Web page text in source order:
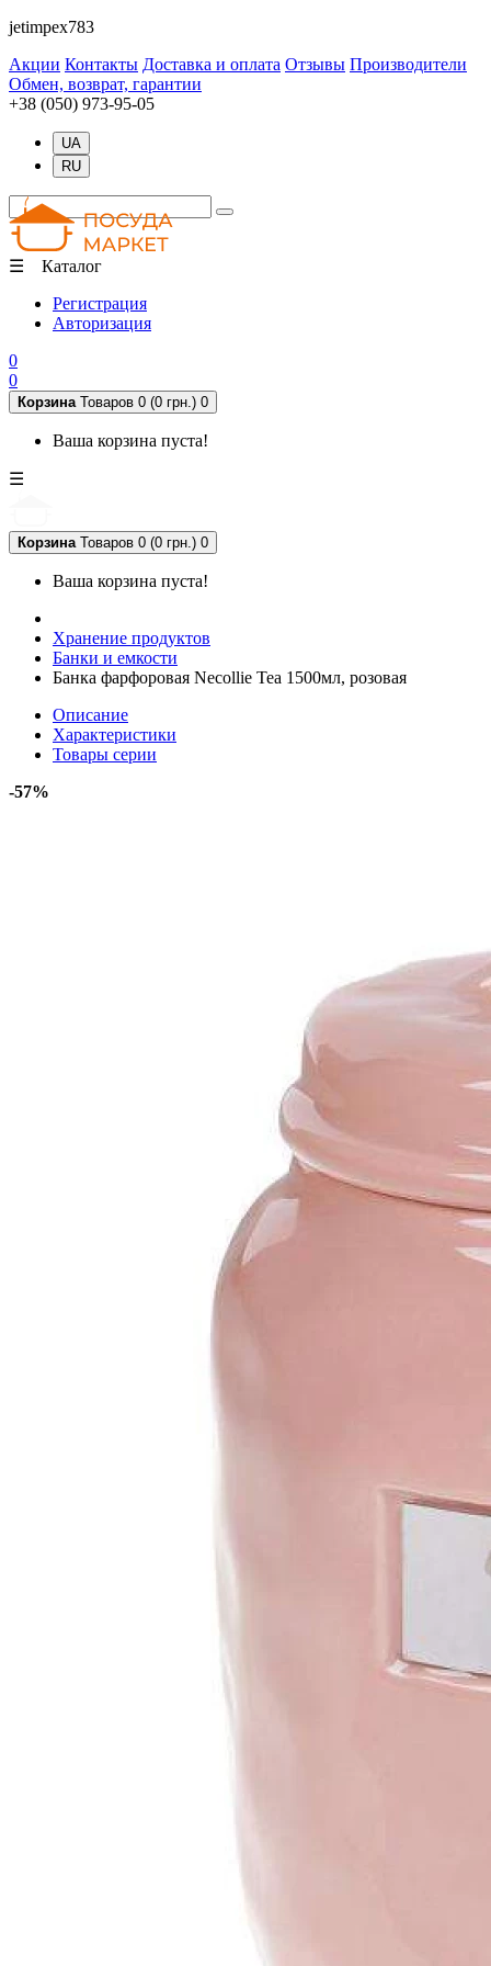
jetimpex783
Акции Контакты Доставка и оплата Отзывы Производители
Обмен, возврат, гарантии
+38 (050) 973-95-05
UA
RU
☰ Каталог
Регистрация
Авторизация
0
0
Корзина Товаров 0 (0 грн.) 0
Ваша корзина пуста!
☰
Корзина Товаров 0 (0 грн.) 0
Ваша корзина пуста!
Хранение продуктов
Банки и емкости
Банка фарфоровая Necollie Tea 1500мл, розовая
Описание
Характеристики
Товары серии
-57%